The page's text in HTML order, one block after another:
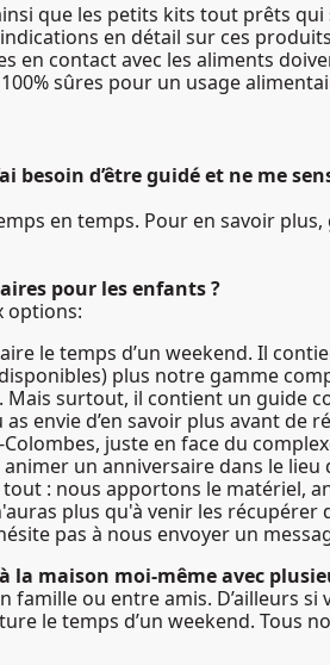
que les petits kits tout prêts qui
indications en détail sur ces
en contact avec les aliments
sûres pour un usage
besoin d’être guidé et ne me
en temps. Pour en savoir
pour les enfants ?
options:
le temps d’un weekend. Il
plus notre gamme
Mais surtout, il contient un guide
as envie d’en savoir plus avant
juste en face du
un anniversaire dans le
: nous apportons le matériel,
plus qu'à venir les récupérer
pas à nous envoyer un
la maison moi-même avec
famille ou entre amis. D’ailleurs
le temps d’un weekend. Tous